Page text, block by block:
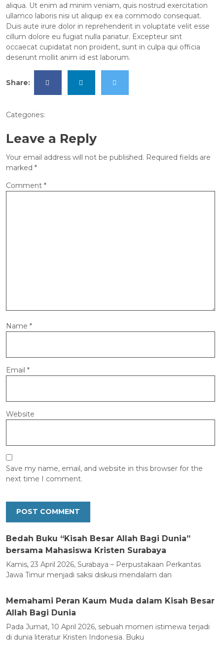
aliqua. Ut enim ad minim veniam, quis nostrud exercitation
ullamco laboris nisi ut aliquip ex ea commodo consequat.
Duis aute irure dolor in reprehenderit in voluptate velit esse
cillum dolore eu fugiat nulla pariatur. Excepteur sint
occaecat cupidatat non proident, sunt in culpa qui officia
deserunt mollit anim id est laborum.
Share:
Categories:
Leave a Reply
Your email address will not be published. Required fields are
marked *
Comment *
Name *
Email *
Website
Save my name, email, and website in this browser for the
next time I comment.
Bedah Buku “Kisah Besar Allah Bagi Dunia”
bersama Mahasiswa Kristen Surabaya
Kamis, 23 April 2026, Surabaya – Perpustakaan Perkantas
Jawa Timur menjadi saksi diskusi mendalam dan
Memahami Peran Kaum Muda dalam Kisah Besar
Allah Bagi Dunia
Pada Jumat, 10 April 2026, sebuah momen istimewa terjadi
di dunia literatur Kristen Indonesia. Buku